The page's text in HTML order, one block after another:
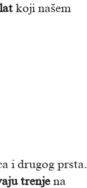
koji našem
i drugog prsta.
trenje na